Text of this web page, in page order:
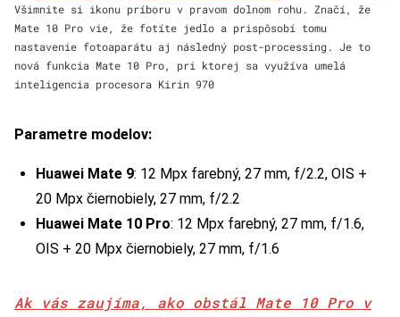
Všimnite si ikonu príboru v pravom dolnom rohu. Značí, že
Mate 10 Pro vie, že fotíte jedlo a prispôsobí tomu
nastavenie fotoaparátu aj následný post-processing. Je to
nová funkcia Mate 10 Pro, pri ktorej sa využíva umelá
inteligencia procesora Kirin 970
Parametre modelov:
Huawei Mate 9: 12 Mpx farebný, 27 mm, f/2.2, OIS +
20 Mpx čiernobiely, 27 mm, f/2.2
Huawei Mate 10 Pro: 12 Mpx farebný, 27 mm, f/1.6,
OIS + 20 Mpx čiernobiely, 27 mm, f/1.6
Ak vás zaujíma, ako obstál Mate 10 Pro v